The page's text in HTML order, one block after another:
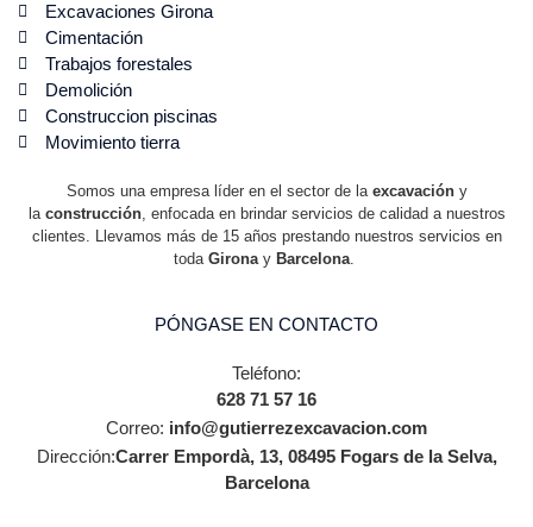
Excavaciones Girona
Cimentación
Trabajos forestales
Demolición
Construccion piscinas
Movimiento tierra
Somos una empresa líder en el sector de la excavacióny
la construcción, enfocada en brindar servicios de calidad a nuestros
clientes. Llevamos más de 15 años prestando nuestros servicios en
toda Gironay Barcelona.
PÓNGASE EN CONTACTO
Teléfono:
628 71 57 16
Correo: info@gutierrezexcavacion.com
Dirección:Carrer Empordà, 13, 08495 Fogars de la Selva,
Barcelona